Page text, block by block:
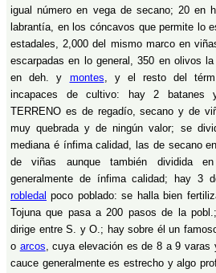
igual número en vega de secano; 20 en
labrantía, en los cóncavos que permite lo
estadales, 2,000 del mismo marco en
escarpadas en lo general, 350 en olivos
en deh. y montes, y el resto del
incapaces de cultivo: hay 2
TERRENO es de regadío, secano y de
muy quebrada y de ningún valor; se
mediana é ínfima calidad, las de secano
de viñas aunque también dividida
generalmente de ínfima calidad; hay 3
robledal poco poblado: se halla bien
Tojuna que pasa a 200 pasos de la
dirige entre S. y O.; hay sobre él un
o arcos, cuya elevación es de 8 a 9 varas
cauce generalmente es estrecho y algo